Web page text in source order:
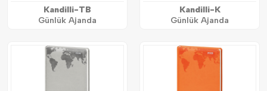
Kandilli-TB
Günlük Ajanda
Kandilli-K
Günlük Ajanda